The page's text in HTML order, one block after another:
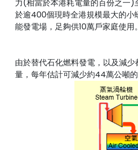
力(相當於本港耗電量的百份之一)
於逾400個現時全港規模最大的小
能發電場，足夠供10萬戶家庭使用。
由於替代石化燃料發電，以及減
量，每年估計可減少約44萬公噸的